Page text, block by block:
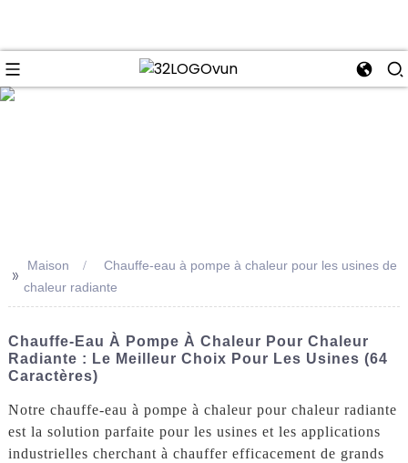
>> Maison
Chauffe-eau à pompe à chaleur pour les usines de
chaleur radiante
Chauffe-Eau À Pompe À Chaleur Pour Chaleur
Radiante : Le Meilleur Choix Pour Les Usines (64
Caractères)
Notre chauffe-eau à pompe à chaleur pour chaleur radiante
est la solution parfaite pour les usines et les applications
industrielles cherchant à chauffer efficacement de grands